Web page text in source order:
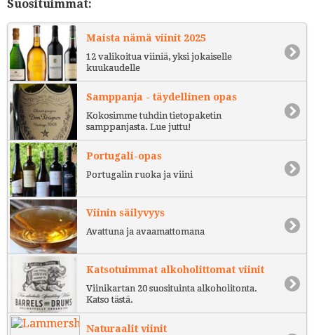
Suosituimmat:
Maista nämä viinit 2025
12 valikoitua viiniä, yksi jokaiselle
kuukaudelle
Samppanja - täydellinen opas
Kokosimme tuhdin tietopaketin
samppanjasta. Lue juttu!
Portugali-opas
Portugalin ruoka ja viini
Viinin säilyvyys
Avattuna ja avaamattomana
Katsotuimmat alkoholittomat viinit
Viinikartan 20 suosituinta alkoholitonta.
Katso tästä.
Naturaalit viinit